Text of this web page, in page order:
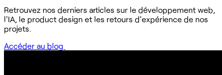
Retrouvez nos derniers articles sur le développement web,
l'IA, le product design et les retours d'expérience de nos
projets.
Accéder au blog